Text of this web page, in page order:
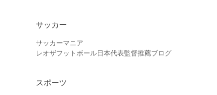
サッカー
サッカーマニア
レオザフットボール日本代表監督推薦ブログ
スポーツ